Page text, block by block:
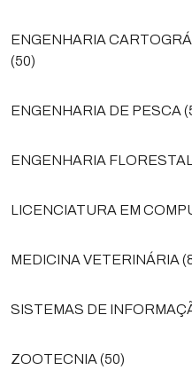
ENGENHARIA
(50)
ENGENHARIA DE PESCA
ENGENHARIA
LICENCIATURA EM
MEDICINA VETERINÁRIA
SISTEMAS DE
ZOOTECNIA (50)